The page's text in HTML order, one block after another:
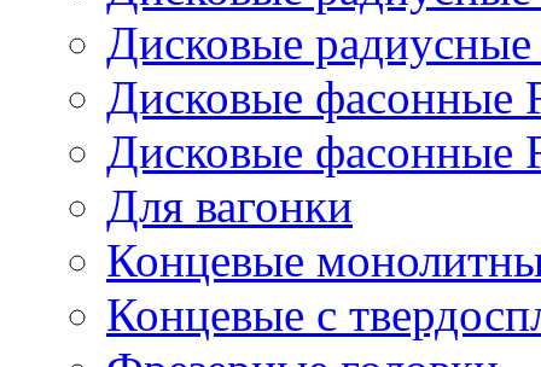
Дисковые
Дисковые фасонные
Дисковые фасонные
Для вагонки
Концевые
Концевые с